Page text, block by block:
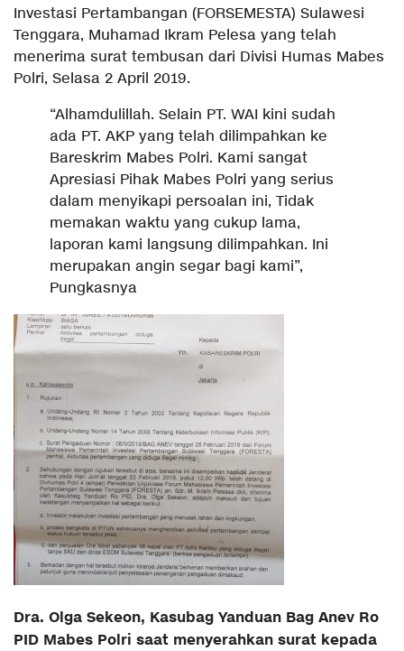
Investasi Pertambangan (FORSEMESTA) Sulawesi
Tenggara, Muhamad Ikram Pelesa yang telah
menerima surat tembusan dari Divisi Humas Mabes
Polri, Selasa 2 April 2019.
“Alhamdulillah. Selain PT. WAI kini sudah
ada PT. AKP yang telah dilimpahkan ke
Bareskrim Mabes Polri. Kami sangat
Apresiasi Pihak Mabes Polri yang serius
dalam menyikapi persoalan ini, Tidak
memakan waktu yang cukup lama,
laporan kami langsung dilimpahkan. Ini
merupakan angin segar bagi kami”,
Pungkasnya
Dra. Olga Sekeon, Kasubag Yanduan Bag Anev Ro
PID Mabes Polri saat menyerahkan surat kepada